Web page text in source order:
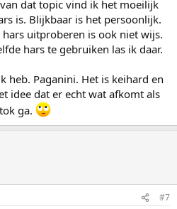
dat topic vind ik het moeilijk
is. Blijkbaar is het persoonlijk.
uitproberen is ook niet wijs.
hars te gebruiken las ik daar.
heb. Paganini. Het is keihard en
idee dat er echt wat afkomt als
ga.
#7